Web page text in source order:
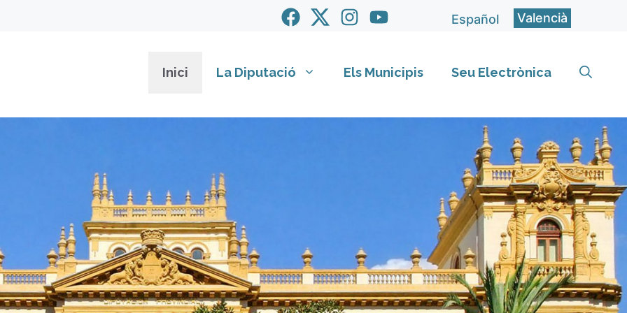
Español Valencià
Inici La Diputació Els Municipis Seu Electrònica